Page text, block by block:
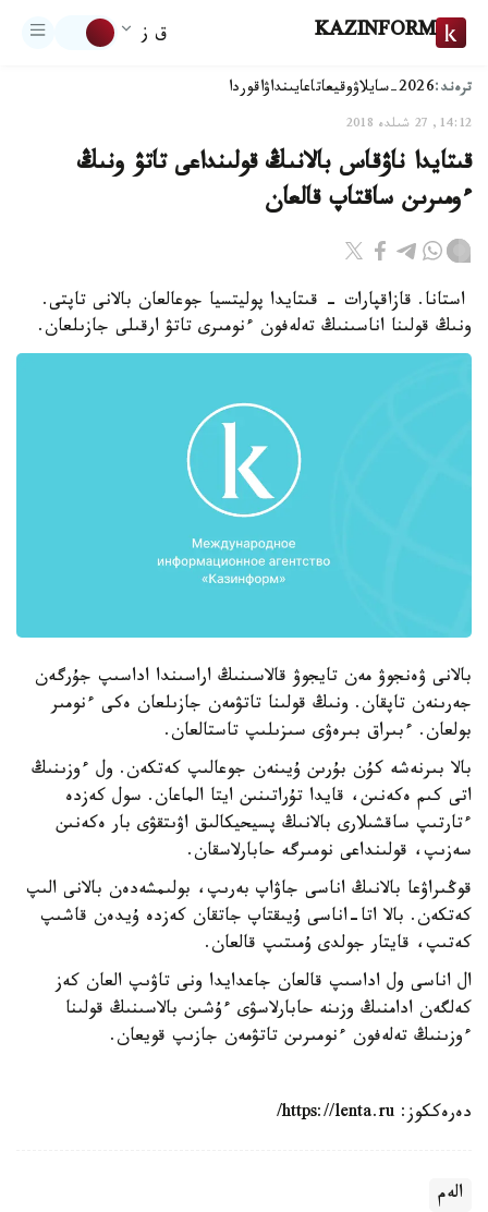
KAZINFORM ق ز
ترەند:2026-سايلاۋ وقيعاتاعايىنداۋاقوردا
14:12, 27 شىلدە 2018
قىتايدا ناۋقاس بالانىڭ قولىنداعى تاتۋ ونىڭ
ءومىرىن ساقتاپ قالعان
استانا. قازاقپارات - قىتايدا پوليتسيا جوعالعان بالانى تاپتى.
ونىڭ قولىنا اناسىنىڭ تەلەفون ءنومىرى تاتۋ ارقىلى جازىلعان.
بالانى ۋەنجوۋ مەن تايجوۋ قالاسىنىڭ اراسىندا اداسىپ جۇرگەن
جەرىنەن تاپقان. ونىڭ قولىنا تاتۋمەن جازىلعان ەكى ءنومىر
بولعان. ءبىراق بىرەۋى سىزىلىپ تاستالعان.
بالا بىرنەشە كۇن بۇرىن ۇيىنەن جوعالىپ كەتكەن. ول ءوزىنىڭ
اتى كىم ەكەنىن، قايدا تۇراتىنىن ايتا الماعان. سول كەزدە
ءتارتىپ ساقشىلارى بالانىڭ پسيحيكالىق اۋىتقۋى بار ەكەنىن
سەزىپ، قولىنداعى نومىرگە حابارلاسقان.
قوڭىراۋعا بالانىڭ اناسى جاۋاپ بەرىپ، بولىمشەدەن بالانى الىپ
كەتكەن. بالا اتا-اناسى ۇيىقتاپ جاتقان كەزدە ۇيدەن قاشىپ
كەتىپ، قايتار جولدى ۇمىتىپ قالعان.
ال اناسى ول اداسىپ قالعان جاعدايدا ونى تاۋىپ العان كەز
كەلگەن ادامنىڭ وزىنە حابارلاسۋى ءۇشىن بالاسىنىڭ قولىنا
ءوزىنىڭ تەلەفون ءنومىرىن تاتۋمەن جازىپ قويعان.
دەرەككوز: https://lenta.ru/
الەم